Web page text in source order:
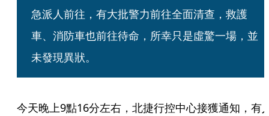
急派人前往，有大批警力前往全面清查，救護
車、消防車也前往待命，所幸只是虛驚一場，並
未發現異狀。
今天晚上9點16分左右，北捷行控中心接獲通知，有